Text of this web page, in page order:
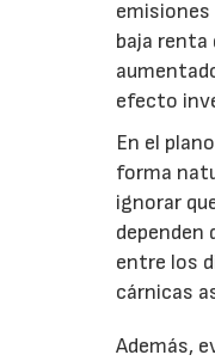
emisiones
baja renta
efecto
En el
forma
ignorar
dependen
entre los
cárnicas
Además,